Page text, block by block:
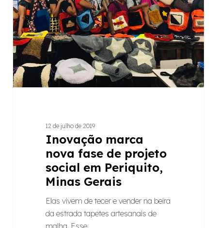
projeto
social
em
Periquito,
Minas
Gerais
12 de julho de 2019
Inovação marca
nova fase de projeto
social em Periquito,
Minas Gerais
Elas vivem de tecer e vender na beira
da estrada tapetes artesanais de
malha. Esse…